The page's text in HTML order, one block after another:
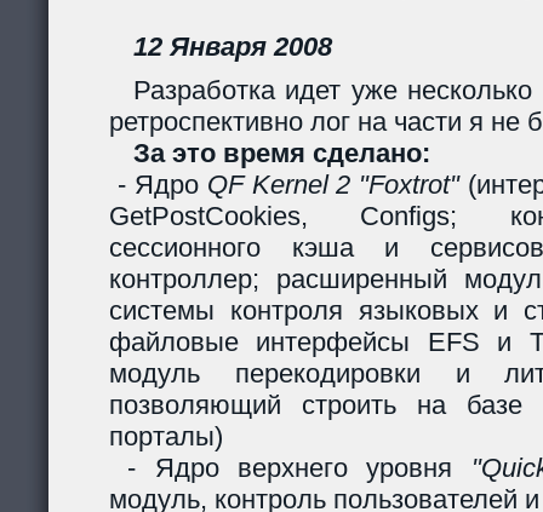
12 Января 2008
Разработка идет уже
ретроспективно лог на части я не
За это время сделано:
- Ядро QF Kernel 2 "Foxtrot"
GetPostCookies, Configs;
сессионного кэша и
контроллер; расширенный
системы контроля языковых и
файловые интерфейсы EFS и
модуль перекодировки и
позволяющий строить на базе
порталы)
- Ядро верхнего уровня
модуль, контроль пользователей и